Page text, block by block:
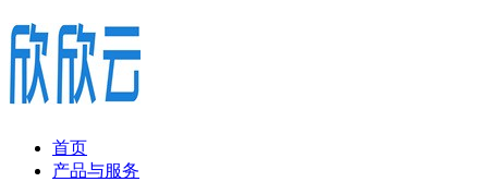
首页
产品与服务